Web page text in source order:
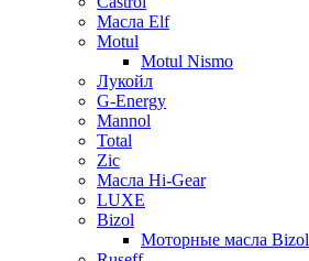
Масла Elf
Motul
Motul Nismo
Лукойл
G-Energy
Mannol
Total
Zic
Масла Hi-Gear
LUXE
Bizol
Моторные масла Bizol